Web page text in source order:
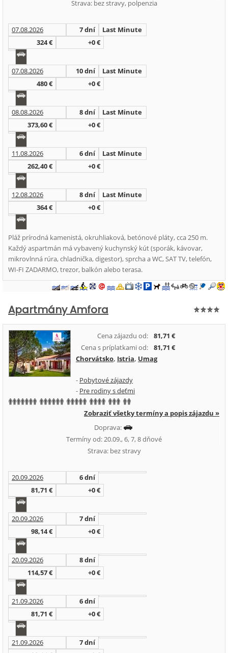
Strava: bez stravy, polpenzia
07.08.2026 7 dní
Last Minute
324 €
+0 €
07.08.2026 10 dní
Last Minute
480 €
+0 €
08.08.2026 8 dní
Last Minute
373,60 €
+0 €
11.08.2026 6 dní
Last Minute
262,40 €
+0 €
12.08.2026 8 dní
Last Minute
364 €
+0 €
Pláž prírodná kamenistá, okruhliaková, betónové pláty, cca 250 m.
Každý aspartmán má vybavený kuchynský kút (sporák, kávovar,
mikrovlnná rúra, chladnička, digestor), sprcha a WC, SAT TV, telefón,
WI-FI ZADARMO, trezor, balkón alebo terasa.
Apartmány Amfora
Cena zájazdu od:
81,71 €
Cena s príplatkami od:
81,71 €
Chorvátsko, Istria, Umag
- Pobytové zájazdy
- Pre rodiny s deťmi
Zobraziť všetky termíny a popis zájazdu »
Doprava:
Termíny od: 20.09., 6, 7, 8 dňové
Strava: bez stravy
20.09.2026
6 dní
81,71 €
+0 €
20.09.2026
7 dní
98,14 €
+0 €
20.09.2026
8 dní
114,57 €
+0 €
21.09.2026
6 dní
81,71 €
+0 €
21.09.2026
7 dní